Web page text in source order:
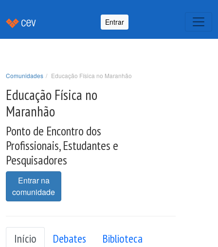
Entrar
Comunidades Educação Física no Maranhão
Educação Física no
Maranhão
Ponto de Encontro dos
Profissionais, Estudantes e
Pesquisadores
Entrar na
comunidade
Início Debates
Biblioteca